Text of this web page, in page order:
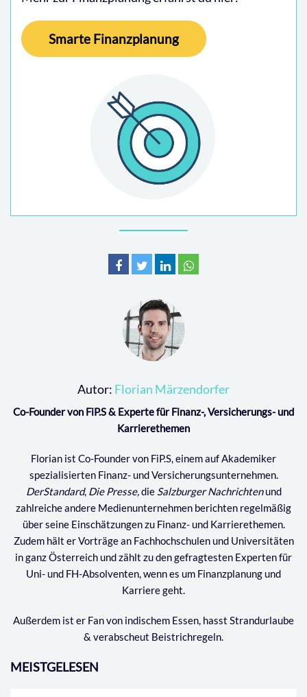
Smarte Finanzplanung
Autor: Florian Märzendorfer
Co-Founder von FiP.S & Experte für Finanz-, Versicherungs- und
Karrierethemen
Florian ist Co-Founder von FiP.S, einem auf Akademiker
spezialisierten Finanz- und Versicherungsunternehmen.
DerStandard, Die Presse,die Salzburger Nachrichtenund
zahlreiche andere Medienunternehmen berichten regelmäßig
über seine Einschätzungen zu Finanz- und Karrierethemen.
Zudem hält er Vorträge an Fachhochschulen und Universitäten
in ganz Österreich und zählt zu den gefragtesten Experten für
Uni- und FH-Absolventen, wenn es um Finanzplanung und
Karriere geht.
Außerdem ist er Fan von indischem Essen, hasst Strandurlaube
& verabscheut Beistrichregeln.
MEISTGELESEN